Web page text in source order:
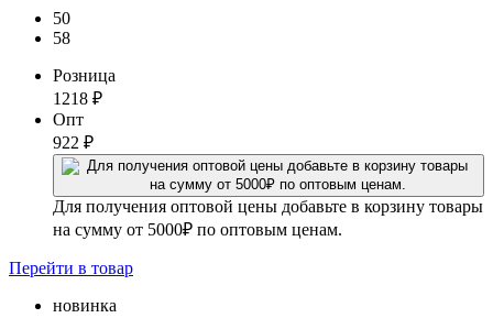
50
58
Розница
1218 ₽
Опт
922 ₽
Для получения оптовой цены добавьте в корзину товары
на сумму от 5000₽ по оптовым ценам.
Перейти в товар
новинка